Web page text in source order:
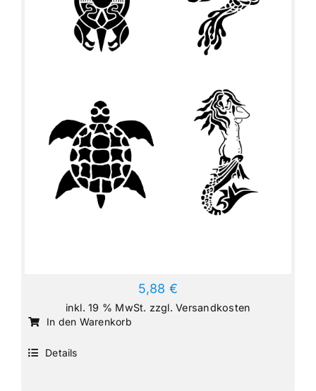
5,88€
inkl. 19 % MwSt. zzgl.Versandkosten
In den Warenkorb
Details